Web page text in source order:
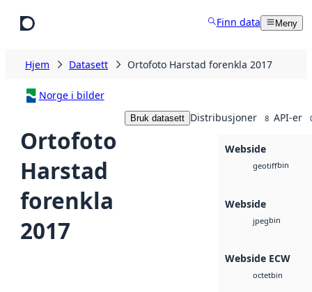
Finn data Meny
Hjem Datasett Ortofoto Harstad forenkla 2017
Norge i bilder
Ortofoto
Harstad
forenkla
2017
Bruk datasett Distribusjoner 8 API-er
Webside
geotiffbin
Webside
jpegbin
Webside ECW
octetbin